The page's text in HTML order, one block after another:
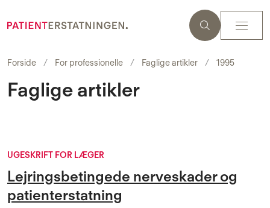
Forside For professionelle Faglige artikler 1995
Faglige artikler
UGESKRIFT FOR LÆGER
Lejringsbetingede nerveskader og
patienterstatning